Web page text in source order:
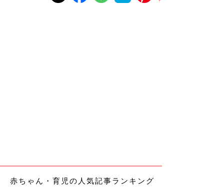
ラフに数値を記録していきます。表内にある2本の色帯の傾きに
沿って数値が増えていれば、発育に心配はないと判断できます。
赤ちゃん・育児の人気記事ランキング